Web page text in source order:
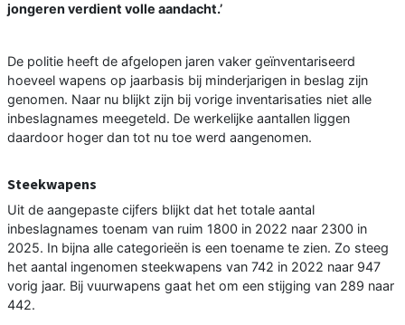
jongeren verdient volle aandacht.’
De politie heeft de afgelopen jaren vaker geïnventariseerd
hoeveel wapens op jaarbasis bij minderjarigen in beslag zijn
genomen. Naar nu blijkt zijn bij vorige inventarisaties niet alle
inbeslagnames meegeteld. De werkelijke aantallen liggen
daardoor hoger dan tot nu toe werd aangenomen.
Steekwapens
Uit de aangepaste cijfers blijkt dat het totale aantal
inbeslagnames toenam van ruim 1800 in 2022 naar 2300 in
2025. In bijna alle categorieën is een toename te zien. Zo steeg
het aantal ingenomen steekwapens van 742 in 2022 naar 947
vorig jaar. Bij vuurwapens gaat het om een stijging van 289 naar
442.